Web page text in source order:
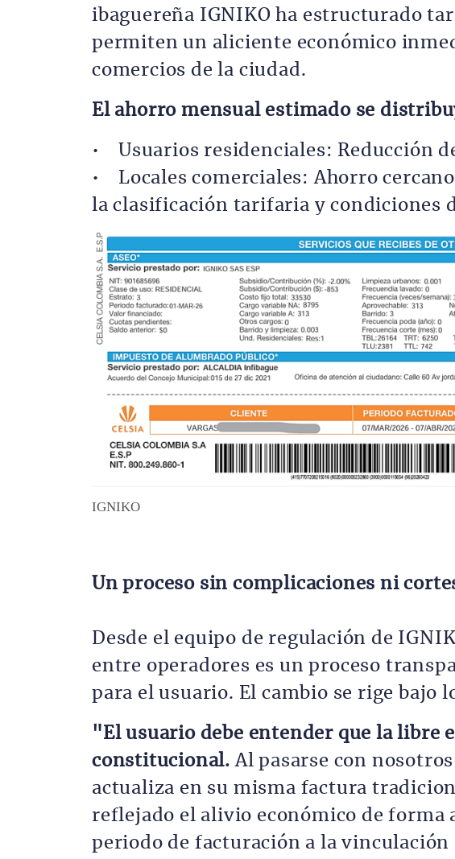
ibaguereña IGNIKO ha estructurado
permiten un aliciente económico
comercios de la ciudad.
El ahorro mensual estimado se
• Usuarios residenciales: Reducción
• Locales comerciales: Ahorro cercano
la clasificación tarifaria y condiciones
Imagen
Descripción
IGNIKO
Un proceso sin complicaciones ni
Desde el equipo de regulación de
entre operadores es un proceso
para el usuario. El cambio se rige bajo
"El usuario debe entender que la libre
constitucional. Al pasarse con
actualiza en su misma factura
reflejado el alivio económico de forma
periodo de facturación a la